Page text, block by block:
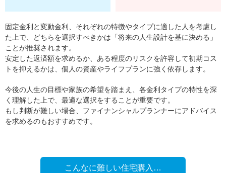
固定金利と変動金利、それぞれの特徴やタイプに適した人を考慮し
た上で、どちらを選択すべきかは「将来の人生設計を基に決める」
ことが推奨されます。
安定した返済額を求めるか、ある程度のリスクを許容して初期コス
トを抑えるかは、個人の資産やライフプランに強く依存します。
今後の人生の目標や家族の希望を踏まえ、各金利タイプの特性を深
く理解した上で、最適な選択をすることが重要です。
もし判断が難しい場合、ファイナンシャルプランナーにアドバイス
を求めるのもおすすめです。
こんなに難しい住宅購入…